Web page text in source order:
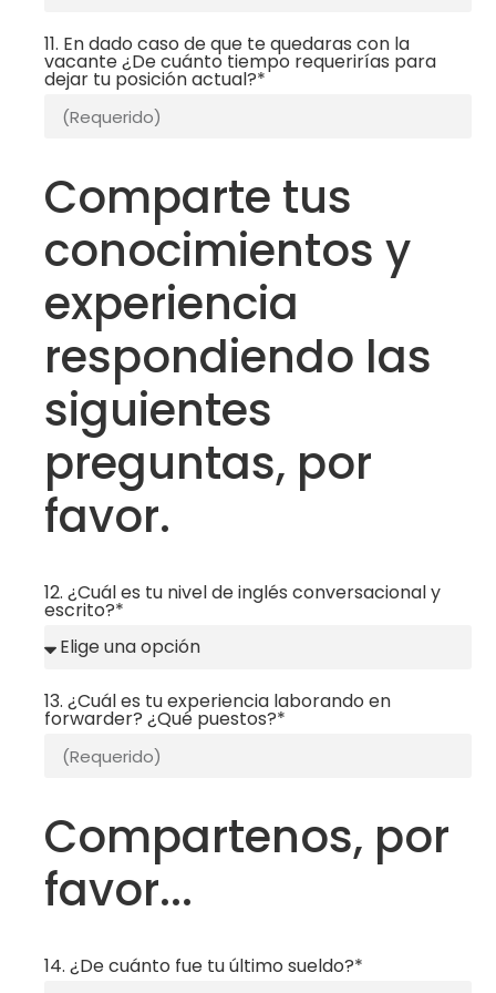
11. En dado caso de que te quedaras con la
vacante ¿De cuánto tiempo requerirías para
dejar tu posición actual?*
Comparte tus
conocimientos y
experiencia
respondiendo las
siguientes
preguntas, por
favor.
12. ¿Cuál es tu nivel de inglés conversacional y
escrito?*
13. ¿Cuál es tu experiencia laborando en
forwarder? ¿Qué puestos?*
Compartenos, por
favor...
14. ¿De cuánto fue tu último sueldo?*